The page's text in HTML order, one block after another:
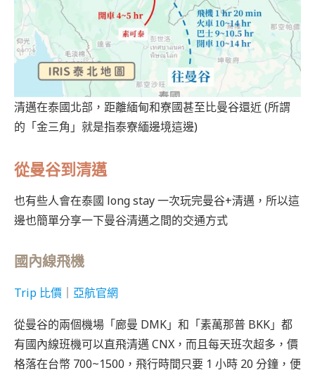
清邁在泰國北部，距離緬甸和寮國甚至比曼谷還近 (所謂
的「金三角」就是指泰寮緬邊境這邊)
從曼谷到清邁
也有些人會在泰國 long stay 一次玩完曼谷+清邁，所以這
邊也簡單分享一下曼谷清邁之間的交通方式
國內線飛機
Trip 比價 亞航官網
從曼谷的兩個機場「廊曼 DMK」和「素萬那普 BKK」都
有國內線班機可以直飛清邁 CNX，而且每天班次超多，價
格落在台幣 700~1500，飛行時間只要 1 小時 20 分鐘，便